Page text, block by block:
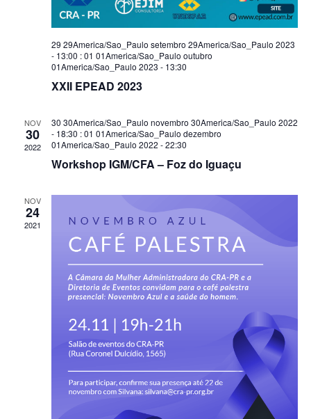
29 29America/Sao_Paulo setembro 29America/Sao_Paulo 2023
- 13:00 :01 01America/Sao_Paulo outubro
01America/Sao_Paulo 2023 - 13:30
XXII EPEAD 2023
NOV
30
2022
30 30America/Sao_Paulo novembro 30America/Sao_Paulo 2022
- 18:30 :01 01America/Sao_Paulo dezembro
01America/Sao_Paulo 2022 - 22:30
Workshop IGM/CFA – Foz do Iguaçu
NOV
24
2021